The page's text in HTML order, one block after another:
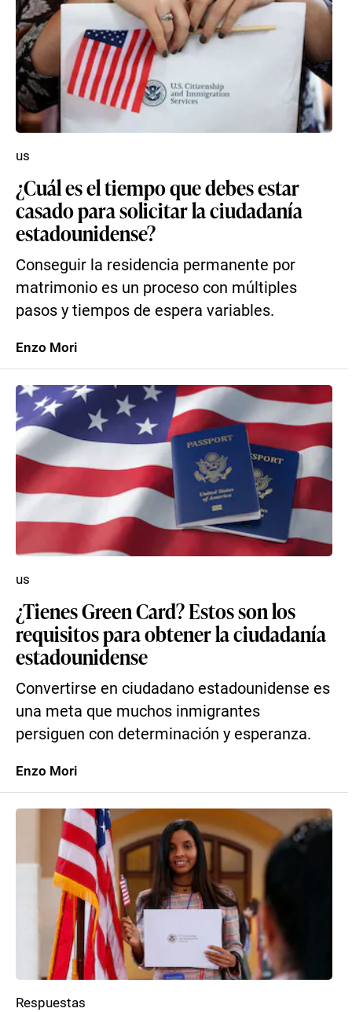
¿Cuál es el tiempo que debes estar
casado para solicitar la ciudadanía
estadounidense?
Conseguir la residencia permanente por
matrimonio es un proceso con múltiples
pasos y tiempos de espera variables.
us
Enzo Mori
¿Tienes Green Card? Estos son los
requisitos para obtener la ciudadanía
estadounidense
Convertirse en ciudadano estadounidense es
una meta que muchos inmigrantes
persiguen con determinación y esperanza.
us
Enzo Mori
Respuestas